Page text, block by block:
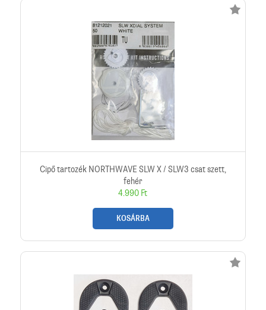
Cipő tartozék NORTHWAVE SLW X / SLW3 csat szett,
fehér
4.990 Ft
KOSÁRBA